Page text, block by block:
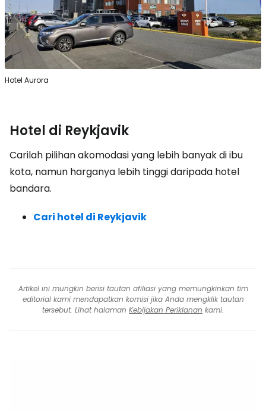
Hotel Aurora
Hotel di Reykjavik
Carilah pilihan akomodasi yang lebih banyak di ibu
kota, namun harganya lebih tinggi daripada hotel
bandara.
Cari hotel di Reykjavik
Artikel ini mungkin berisi tautan afiliasi yang memungkinkan tim
editorial kami mendapatkan komisi jika Anda mengklik tautan
tersebut. Lihat halaman Kebijakan Periklanan kami.